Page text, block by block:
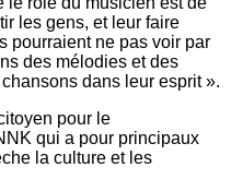
les gens, et leur faire
pourraient ne pas voir par
des mélodies et des
dans leur esprit ».
pour le
qui a pour principaux
la culture et les